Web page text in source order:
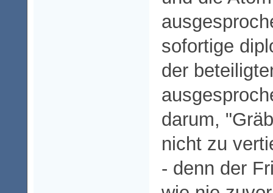
sofortige
der
darum,
nicht zu
- denn der